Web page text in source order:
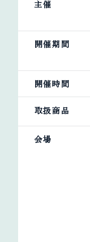
主催
開催期間
開催時間
取扱商品
会場